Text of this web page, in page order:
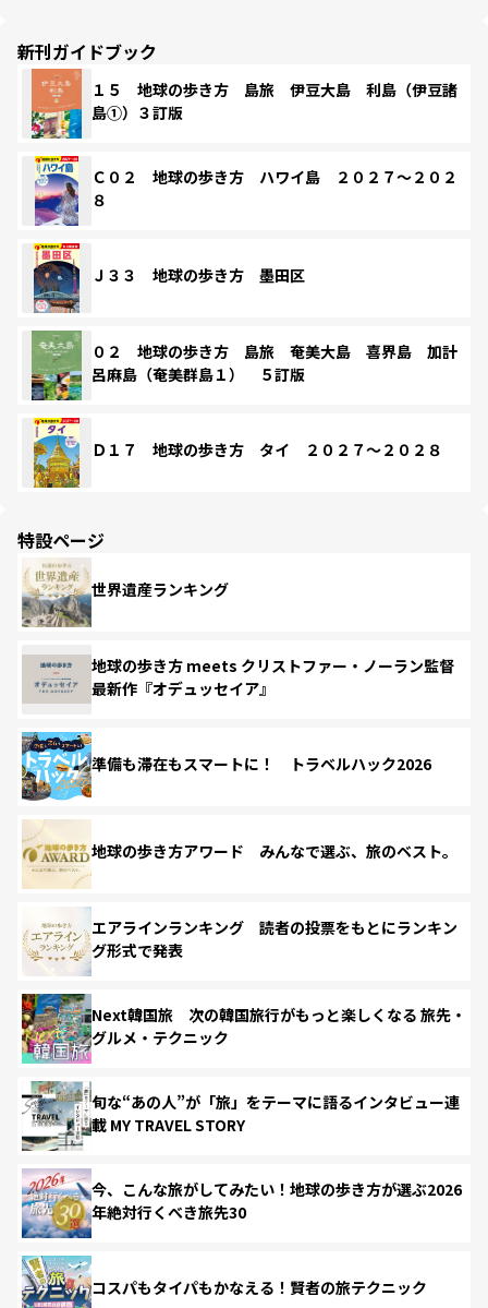
新刊ガイドブック
１５ 地球の歩き方 島旅 伊豆大島 利島（伊豆諸
島①）３訂版
Ｃ０２ 地球の歩き方 ハワイ島 ２０２７～２０２
８
Ｊ３３ 地球の歩き方 墨田区
０２ 地球の歩き方 島旅 奄美大島 喜界島 加計
呂麻島（奄美群島１） ５訂版
Ｄ１７ 地球の歩き方 タイ ２０２７～２０２８
特設ページ
世界遺産ランキング
地球の歩き方 meets クリストファー・ノーラン監督
最新作『オデュッセイア』
準備も滞在もスマートに！ トラベルハック2026
地球の歩き方アワード みんなで選ぶ、旅のベスト。
エアラインランキング 読者の投票をもとにランキン
グ形式で発表
Next韓国旅 次の韓国旅行がもっと楽しくなる 旅先・
グルメ・テクニック
旬な“あの人”が「旅」をテーマに語るインタビュー連
載 MY TRAVEL STORY
今、こんな旅がしてみたい！地球の歩き方が選ぶ2026
年絶対行くべき旅先30
コスパもタイパもかなえる！賢者の旅テクニック